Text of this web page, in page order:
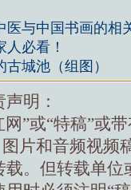
医与中国书画的相
必看！
城池（组图）
明：
”或“特稿”或
片和音频视频
。但转载单位